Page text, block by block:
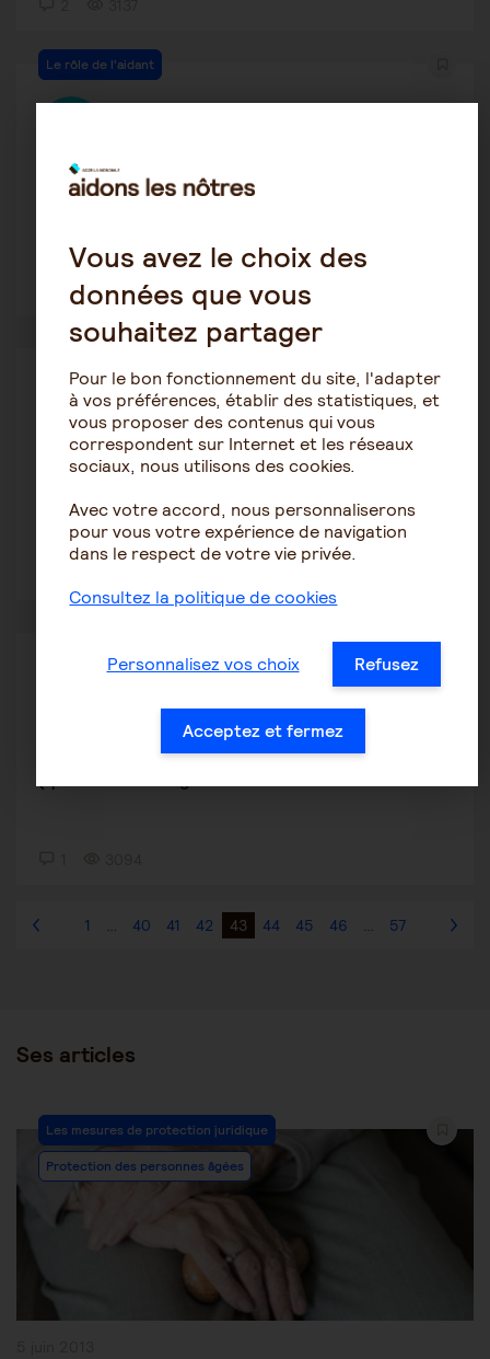
Le rôle de l'aidant
Une décision des soins palliatifs est elle
1556
Senga
20 janvier 2021 13:32
Désignation du tuteur
12 janvier 2021 11:43
Evaluer mon rôle d'aidant pour les parents
(questions sur la gest...
1 … 40 41 42 43 44 45 46 … 57
Ses articles
Post
Category:
Les mesures de protection juridique
Protection des personnes âgées
Vous avez le choix des
données que vous
souhaitez partager
Pour le bon fonctionnement du site, l'adapter
à vos préférences, établir des statistiques, et
vous proposer des contenus qui vous
correspondent sur Internet et les réseaux
sociaux, nous utilisons des cookies.
Avec votre accord, nous personnaliserons
pour vous votre expérience de navigation
dans le respect de votre vie privée.
Consultez la politique de cookies
Personnalisez vos choix Refusez
Acceptez et fermez